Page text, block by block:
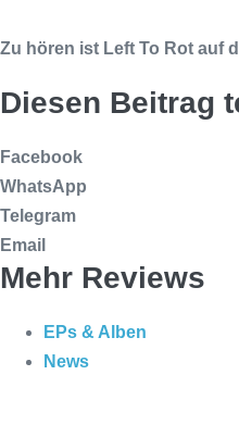
Zu hören ist Left To Rot auf
Diesen Beitrag
Facebook
WhatsApp
Telegram
Email
Mehr Reviews
EPs & Alben
News